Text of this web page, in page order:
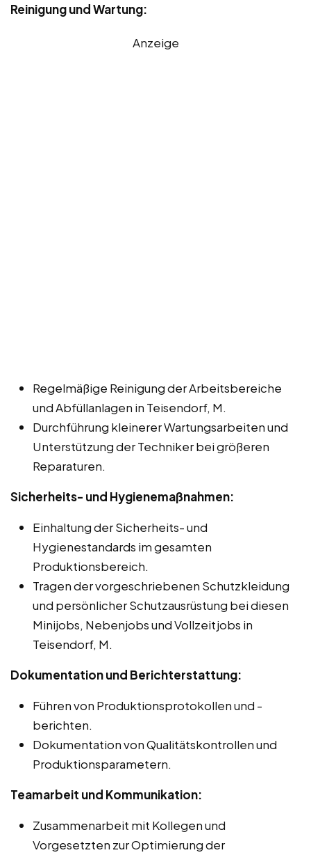
Reinigung und Wartung:
Anzeige
Regelmäßige Reinigung der Arbeitsbereiche
und Abfüllanlagen in Teisendorf, M.
Durchführung kleinerer Wartungsarbeiten und
Unterstützung der Techniker bei größeren
Reparaturen.
Sicherheits- und Hygienemaßnahmen:
Einhaltung der Sicherheits- und
Hygienestandards im gesamten
Produktionsbereich.
Tragen der vorgeschriebenen Schutzkleidung
und persönlicher Schutzausrüstung bei diesen
Minijobs, Nebenjobs und Vollzeitjobs in
Teisendorf, M.
Dokumentation und Berichterstattung:
Führen von Produktionsprotokollen und -
berichten.
Dokumentation von Qualitätskontrollen und
Produktionsparametern.
Teamarbeit und Kommunikation:
Zusammenarbeit mit Kollegen und
Vorgesetzten zur Optimierung der